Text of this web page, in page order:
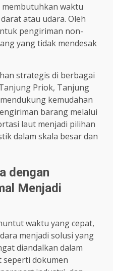
membutuhkan waktu
atau udara. Oleh
pengiriman non-
yang tidak mendesak
strategis di berbagai
Priok, Tanjung
kemudahan
barang melalui
laut menjadi pilihan
dalam skala besar dan
dengan
Menjadi
waktu yang cepat,
menjadi solusi yang
diandalkan dalam
dokumen